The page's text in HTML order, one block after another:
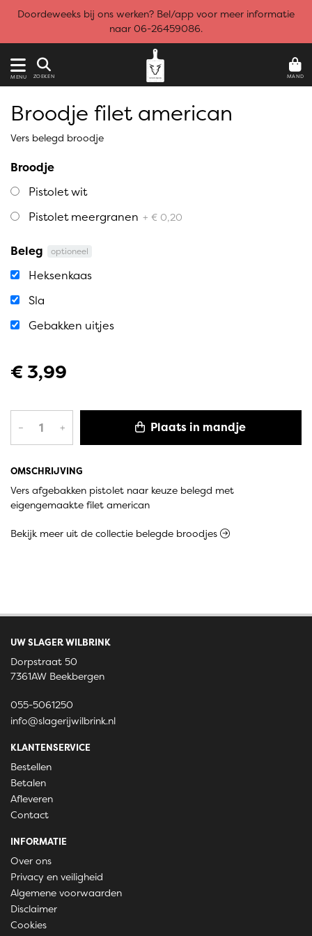
Doordeweeks bij ons werken? Bel/app voor meer informatie
naar 06-26459086.
MENU ZOEKEN MAND
OMSCHRIJVING
Vers afgebakken pistolet naar keuze belegd met
eigengemaakte filet american
Broodje filet american
Vers belegd broodje
Broodje
Pistolet wit
Pistolet meergranen + € 0,20
Beleg optioneel
Heksenkaas
Sla
Gebakken uitjes
€ 3,99
– + Plaats in mandje
Bekijk meer uit de collectie belegde broodjes
UW SLAGER WILBRINK
Dorpstraat 50
7361AW Beekbergen
055-5061250
info@slagerijwilbrink.nl
KLANTENSERVICE
Bestellen
Betalen
Afleveren
Contact
INFORMATIE
Over ons
Privacy en veiligheid
Algemene voorwaarden
Disclaimer
Cookies